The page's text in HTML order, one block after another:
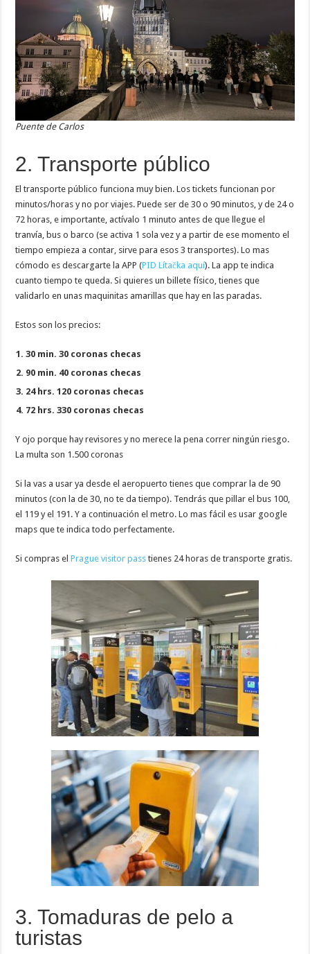
Puente de Carlos
2. Transporte público
El transporte público funciona muy bien. Los tickets funcionan por
minutos/horas y no por viajes. Puede ser de 30 o 90 minutos, y de 24 o
72 horas, e importante, actívalo 1 minuto antes de que llegue el
tranvía, bus o barco (se activa 1 sola vez y a partir de ese momento el
tiempo empieza a contar, sirve para esos 3 transportes). Lo mas
cómodo es descargarte la APP (PID Lítačka aquí). La app te indica
cuanto tiempo te queda. Si quieres un billete físico, tienes que
validarlo en unas maquinitas amarillas que hay en las paradas.
Estos son los precios:
30 min. 30 coronas checas
90 min. 40 coronas checas
24 hrs. 120 coronas checas
72 hrs. 330 coronas checas
Y ojo porque hay revisores y no merece la pena correr ningún riesgo.
La multa son 1.500 coronas
Si la vas a usar ya desde el aeropuerto tienes que comprar la de 90
minutos (con la de 30, no te da tiempo). Tendrás que pillar el bus 100,
el 119 y el 191. Y a continuación el metro. Lo mas fácil es usar google
maps que te indica todo perfectamente.
Si compras elPrague visitor pass tienes 24 horas de transporte gratis.
3. Tomaduras de pelo a
turistas